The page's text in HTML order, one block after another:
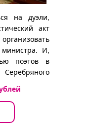
на дуэли,
акт
И,
поэтов в